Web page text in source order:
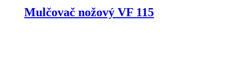
Mulčovač nožový VF 115